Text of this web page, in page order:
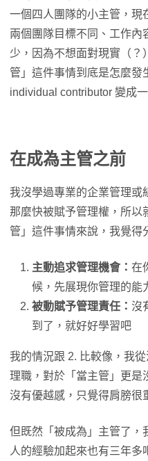
一個四人團隊的小主管，現
兩個團隊目標不同、工作內
少，因為不想面對現實（？
管」這件事情到底是怎麼發
individual contributor 變成
在成為主管之前
我沒學過專業的企業管理或
那麼快被賦予管理權，所以
管」這件事情來說，我覺得
主動追求管理機會： 在
候，先展現你管理的能
被動賦予管理責任： 沒
到了，就好好學習吧
我的情況跟 2. 比較像，我
理職，對於「當主管」更是
沒有優越感，只覺得肩膀
但既然「被成為」主管了，
人的經驗加起來也有三年